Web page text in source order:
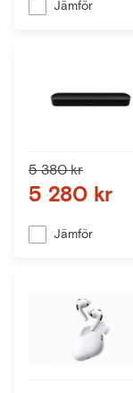
Jämför
5 380 kr
5 280 kr
Jämför